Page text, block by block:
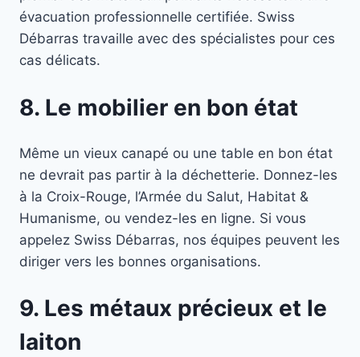
évacuation professionnelle certifiée. Swiss
Débarras travaille avec des spécialistes pour ces
cas délicats.
8. Le mobilier en bon état
Même un vieux canapé ou une table en bon état
ne devrait pas partir à la déchetterie. Donnez-les
à la Croix-Rouge, l’Armée du Salut, Habitat &
Humanisme, ou vendez-les en ligne. Si vous
appelez Swiss Débarras, nos équipes peuvent les
diriger vers les bonnes organisations.
9. Les métaux précieux et le
laiton